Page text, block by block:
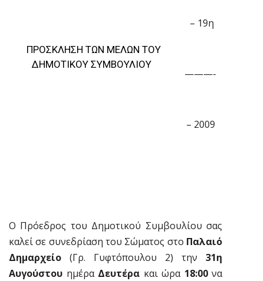
– 19η
ΠΡΟΣΚΛΗΣΗ ΤΩΝ ΜΕΛΩΝ ΤΟΥ
ΔΗΜΟΤΙΚΟΥ ΣΥΜΒΟΥΛΙΟΥ
———-
– 2009
Ο Πρόεδρος του Δημοτικού Συμβουλίου σας
καλεί σε συνεδρίαση του Σώματος στο Παλαιό
Δημαρχείο (Γρ. Γυφτόπουλου 2) την 31η
Αυγούστου ημέρα Δευτέρα και ώρα 18:00 να